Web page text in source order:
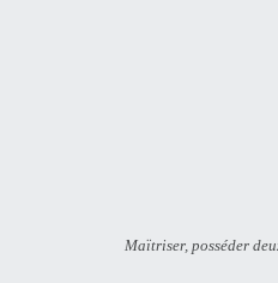
Maïtriser, posséder